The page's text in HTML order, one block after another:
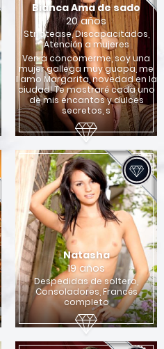
Bianca Ama de sado
20 años
Striptease, Discapacitados,
Atención a mujeres
Ven a concomerme, soy una
mujer gallega muy guapa, me
llamo Margarita, novedad en la
ciudad! Te mostraré cada uno
de mis encantos y dulces
secretos, s
Natasha
19 años
Despedidas de soltero,
Consoladores, Francés
completo